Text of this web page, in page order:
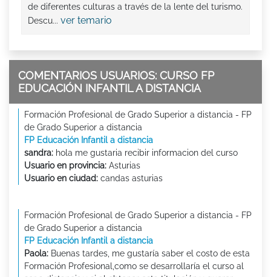
de diferentes culturas a través de la lente del turismo.
Descu... ver temario
COMENTARIOS USUARIOS: CURSO FP
EDUCACIÓN INFANTIL A DISTANCIA
Formación Profesional de Grado Superior a distancia - FP
de Grado Superior a distancia
FP Educación Infantil a distancia
sandra: hola me gustaria recibir informacion del curso
Usuario en provincia: Asturias
Usuario en ciudad: candas asturias
Formación Profesional de Grado Superior a distancia - FP
de Grado Superior a distancia
FP Educación Infantil a distancia
Paola: Buenas tardes, me gustaría saber el costo de esta
Formación Profesional,como se desarrollaría el curso al